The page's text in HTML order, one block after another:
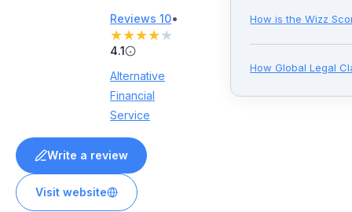
Reviews 10•
★★★★★
4.1
Alternative
Financial
Service
Write a review
Visit website
How is the Wizz
HowGlobal Legal